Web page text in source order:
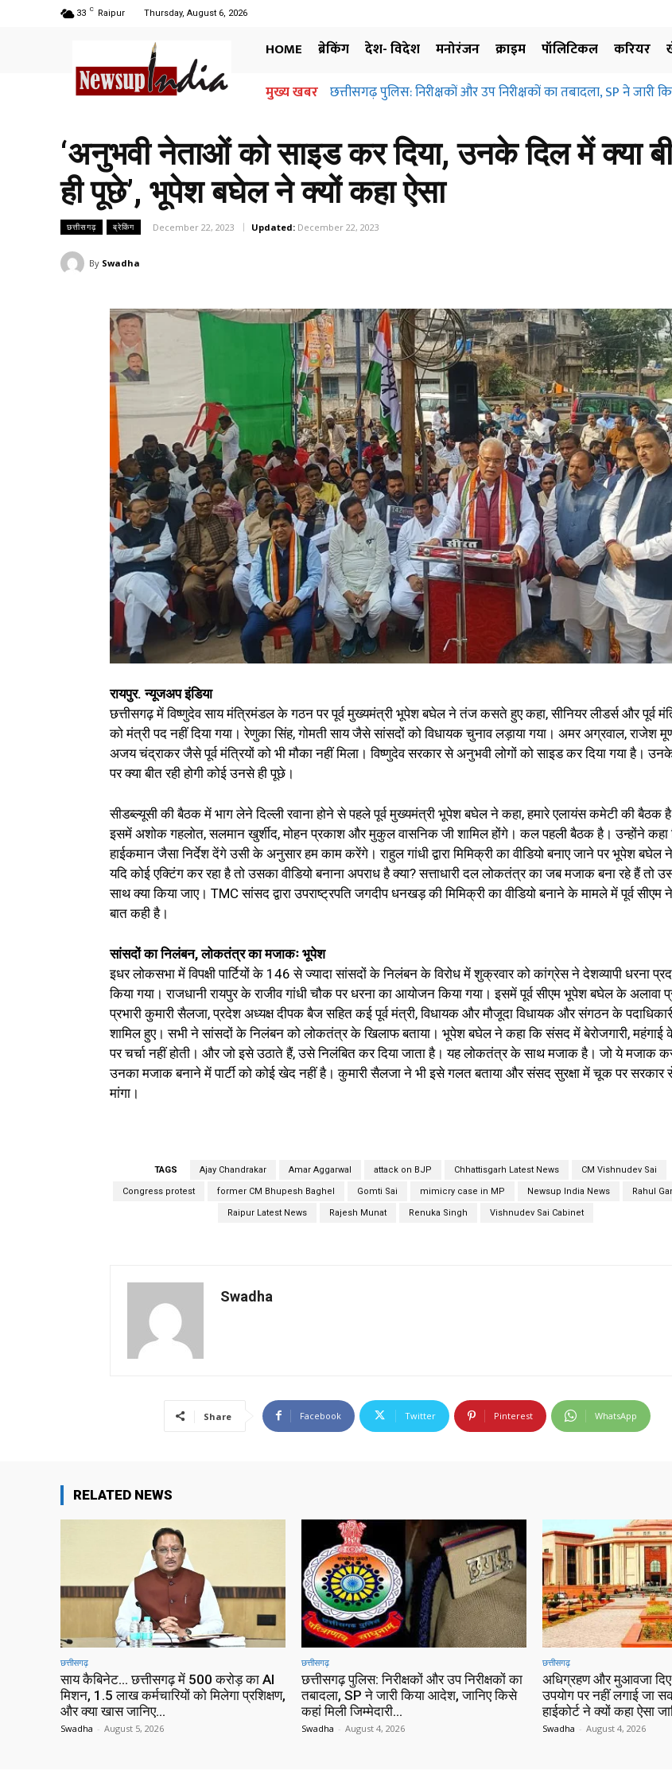
33 C Raipur Thursday, August 6, 2026
HOME ब्रेकिंग देश- विदेश मनोरंजन क्राइम पॉलिटिकल करियर
मुख्य खबर छत्तीसगढ़ पुलिस: निरीक्षकों और उप निरीक्षकों का तबादला, SP ने जारी
‘अनुभवी नेताओं को साइड कर दिया, उनके दिल में क्या
ही पूछे’, भूपेश बघेल ने क्यों कहा ऐसा
छत्तीसगढ़ ब्रेकिंग December 22, 2023 Updated: December 22, 2023
By Swadha
रायपुर. न्यूजअप इंडिया
छत्तीसगढ़ में विष्णुदेव साय मंत्रिमंडल के गठन पर पूर्व मुख्यमंत्री भूपेश बघेल ने तंज कसते हुए कहा, सीनियर लीडर्स और पूर्व
को मंत्री पद नहीं दिया गया। रेणुका सिंह, गोमती साय जैसे सांसदों को विधायक चुनाव लड़ाया गया। अमर अग्रवाल, राजेश
अजय चंद्राकर जैसे पूर्व मंत्रियों को भी मौका नहीं मिला। विष्णुदेव सरकार से अनुभवी लोगों को साइड कर दिया गया है।
पर क्या बीत रही होगी कोई उनसे ही पूछे।
सीडब्ल्यूसी की बैठक में भाग लेने दिल्ली रवाना होने से पहले पूर्व मुख्यमंत्री भूपेश बघेल ने कहा, हमारे एलायंस कमेटी की बैठक
इसमें अशोक गहलोत, सलमान खुर्शीद, मोहन प्रकाश और मुकुल वासनिक जी शामिल होंगे। कल पहली बैठक है। उन्होंने कहा
हाईकमान जैसा निर्देश देंगे उसी के अनुसार हम काम करेंगे। राहुल गांधी द्वारा मिमिक्री का वीडियो बनाए जाने पर भूपेश बघेल
यदि कोई एक्टिंग कर रहा है तो उसका वीडियो बनाना अपराध है क्या? सत्ताधारी दल लोकतंत्र का जब मजाक बना रहे हैं तो
साथ क्या किया जाए। TMC सांसद द्वारा उपराष्ट्रपति जगदीप धनखड़ की मिमिक्री का वीडियो बनाने के मामले में पूर्व सीएम
बात कही है।
सांसदों का निलंबन, लोकतंत्र का मजाकः भूपेश
इधर लोकसभा में विपक्षी पार्टियों के 146 से ज्यादा सांसदों के निलंबन के विरोध में शुक्रवार को कांग्रेस ने देशव्यापी धरना
किया गया। राजधानी रायपुर के राजीव गांधी चौक पर धरना का आयोजन किया गया। इसमें पूर्व सीएम भूपेश बघेल के अलावा
प्रभारी कुमारी सैलजा, प्रदेश अध्यक्ष दीपक बैज सहित कई पूर्व मंत्री, विधायक और मौजूदा विधायक और संगठन के
शामिल हुए। सभी ने सांसदों के निलंबन को लोकतंत्र के खिलाफ बताया। भूपेश बघेल ने कहा कि संसद में बेरोजगारी, महंगाई
पर चर्चा नहीं होती। और जो इसे उठाते हैं, उसे निलंबित कर दिया जाता है। यह लोकतंत्र के साथ मजाक है। जो ये मजाक
उनका मजाक बनाने में पार्टी को कोई खेद नहीं है। कुमारी सैलजा ने भी इसे गलत बताया और संसद सुरक्षा में चूक पर सरकार
मांगा।
TAGS Ajay Chandrakar Amar Aggarwal attack on BJP Chhattisgarh Latest News CM Vishnudev Sai
Congress protest former CM Bhupesh Baghel Gomti Sai mimicry case in MP Newsup India News Rahul
Raipur Latest News Rajesh Munat Renuka Singh Vishnudev Sai Cabinet
Swadha
Share Facebook Twitter Pinterest WhatsApp
RELATED NEWS
छत्तीसगढ़
साय कैबिनेट… छत्तीसगढ़ में 500 करोड़ का AI
मिशन, 1.5 लाख कर्मचारियों को मिलेगा प्रशिक्षण,
और क्या खास जानिए…
Swadha - August 5, 2026
छत्तीसगढ़
छत्तीसगढ़ पुलिस: निरीक्षकों और उप निरीक्षकों का
तबादला, SP ने जारी किया आदेश, जानिए किसे
कहां मिली जिम्मेदारी…
Swadha - August 4, 2026
छत्तीसगढ़
अधिग्रहण और मुआवजा
उपयोग पर नहीं लगाई जा
हाईकोर्ट ने क्यों कहा ऐसा
Swadha - August 4, 2026